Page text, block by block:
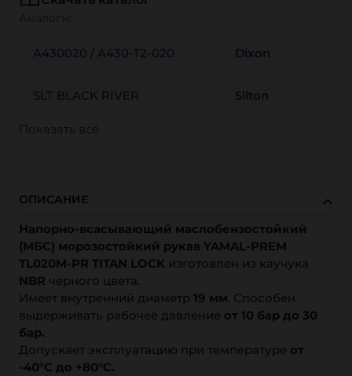
A430020 / A430-T2-020 Dixon
SLT BLACK RIVER Silton
Показать всё
ОПИСАНИЕ
Напорно-всасывающий маслобензостойкий
(МБС) морозостойкий рукав YAMAL-PREM
TL020M-PR TITAN LOCK изготовлен из каучука
NBR черного цвета.
Имеет внутренний диаметр 19 мм. Способен
выдерживать рабочее давление от 10 бар до 30
бар.
Допускает эксплуатацию при температуре от
-40°C до +80°C.